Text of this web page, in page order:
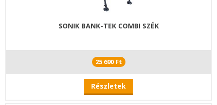
SONIK BANK-TEK COMBI SZÉK
25 690 Ft
Részletek